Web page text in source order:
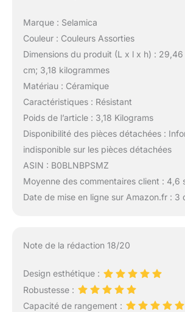
Marque : Selamica
Couleur : Couleurs Assorties
Dimensions du produit (L x l x h) :
cm; 3,18 kilogrammes
Matériau : Céramique
Caractéristiques : Résistant
Poids de l’article : 3,18 Kilograms
Disponibilité des pièces détachées :
indisponible sur les pièces détachées
ASIN : B0BLNBPSMZ
Moyenne des commentaires client : 4,6
Date de mise en ligne sur Amazon.fr :
Note de la rédaction 18/20
Design esthétique :
Robustesse :
Capacité de rangement :